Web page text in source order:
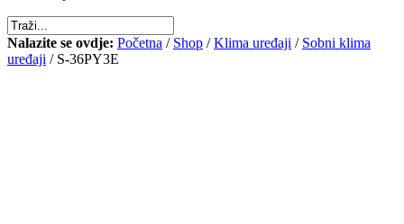
Nalazite se ovdje: Početna / Shop /Klima uređaji / Sobni klima
uređaji / S-36PY3E